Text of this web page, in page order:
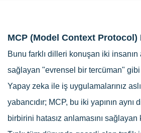
MCP (Model Context Protocol)
Bunu farklı dilleri konuşan iki insanın
sağlayan "evrensel bir tercüman"
Yapay zeka ile iş uygulamalarınız
yabancıdır; MCP, bu iki yapının aynı
birbirini hatasız anlamasını